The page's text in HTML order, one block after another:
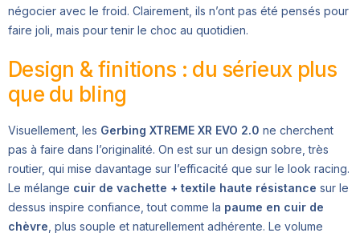
négocier avec le froid. Clairement, ils n’ont pas été pensés pour
faire joli, mais pour tenir le choc au quotidien.
Design & finitions : du sérieux plus
que du bling
Visuellement, les Gerbing XTREME XR EVO 2.0 ne cherchent
pas à faire dans l’originalité. On est sur un design sobre, très
routier, qui mise davantage sur l’efficacité que sur le look racing.
Le mélange cuir de vachette + textile haute résistance sur le
dessus inspire confiance, tout comme la paume en cuir de
chèvre , plus souple et naturellement adhérente. Le volume